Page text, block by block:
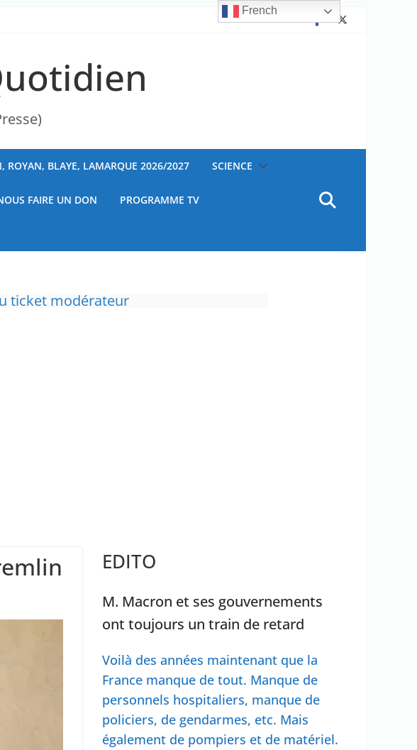
ROYAN, BLAYE, LAMARQUE 2026/2027 SCIENCE
FAIRE UN DON PROGRAMME TV
ticket modérateur
EDITO
M. Macron et ses gouvernements
ont toujours un train de retard
Voilà des années maintenant que la
France manque de tout. Manque de
personnels hospitaliers, manque de
policiers, de gendarmes, etc. Mais
également de pompiers et de matériel.
French